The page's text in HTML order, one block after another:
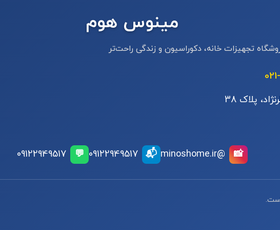
مینوس هوم
تجهیزات خانه، دکوراسیون و زندگی راحت‌تر
پلاک 38
📸
@minoshome.ir
📬
09122949517
💬
09122949517